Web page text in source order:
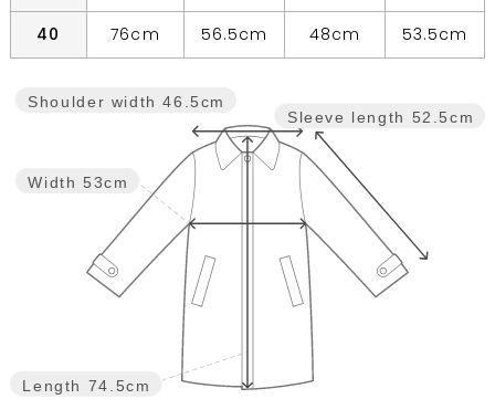
40 76cm 56.5cm 48cm 53.5cm
Sleeve length 52.5cm
Length 74.5cm
Width 53cm
Shoulder width 46.5cm